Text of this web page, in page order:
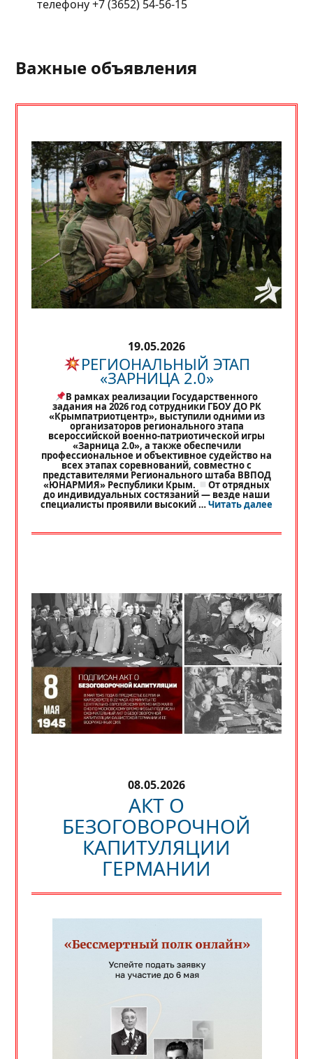
телефону +7 (3652) 54-56-15
Важные объявления
19.05.2026
РЕГИОНАЛЬНЫЙ ЭТАП
«ЗАРНИЦА 2.0»
В рамках реализации Государственного
задания на 2026 год сотрудники ГБОУ ДО РК
«Крымпатриотцентр», выступили одними из
организаторов регионального этапа
всероссийской военно-патриотической игры
«Зарница 2.0», а также обеспечили
профессиональное и объективное судейство на
всех этапах соревнований, совместно с
представителями Регионального штаба ВВПОД
«ЮНАРМИЯ» Республики Крым. От отрядных
до индивидуальных состязаний — везде наши
специалисты проявили высокий …Читать далее«
08.05.2026
АКТ О
БЕЗОГОВОРОЧНОЙ
КАПИТУЛЯЦИИ
ГЕРМАНИИ